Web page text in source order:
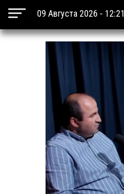
09 Августа 2026 - 12:21